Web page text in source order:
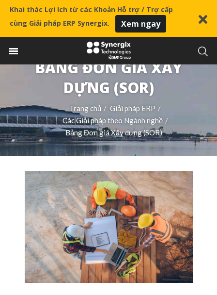
Khai thác Lợi ích từ các Khoản Hỗ trợ / Trợ cấp
cùng Giải pháp ERP Synergix.
Xem ngay
BẢNG ĐƠN GIÁ XÂY
DỰNG (SOR)
Trang chủ / Giải pháp ERP /
Các Giải pháp theo Ngành nghề /
Bảng Đơn giá Xây dựng (SOR)